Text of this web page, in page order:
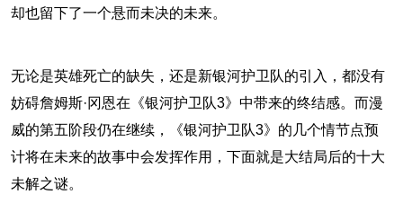
却也留下了一个悬而未决的未来。
无论是英雄死亡的缺失，还是新银河护卫队的引入，都没有
妨碍詹姆斯·冈恩在《银河护卫队3》中带来的终结感。而漫
威的第五阶段仍在继续，《银河护卫队3》的几个情节点预
计将在未来的故事中会发挥作用，下面就是大结局后的十大
未解之谜。